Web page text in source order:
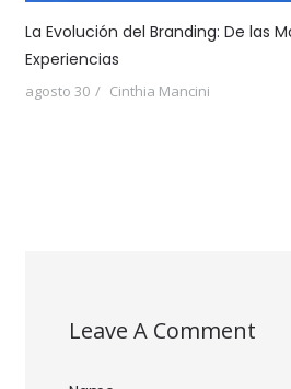
La Evolución del Branding: De las
Experiencias
agosto 30 Cinthia Mancini
Leave A Comment